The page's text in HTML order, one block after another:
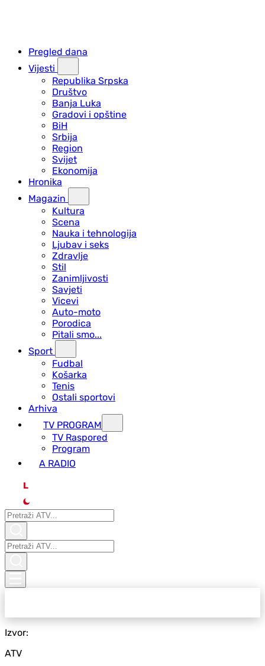
Pregled dana
Vijesti
Republika Srpska
Društvo
Banja Luka
Gradovi i opštine
BiH
Srbija
Region
Svijet
Ekonomija
Hronika
Magazin
Kultura
Scena
Nauka i tehnologija
Ljubav i seks
Zdravlje
Stil
Zanimljivosti
Savjeti
Vicevi
Auto-moto
Porodica
Pitali smo...
Sport
Fudbal
Košarka
Tenis
Ostali sportovi
Arhiva
TV PROGRAM
ТV Raspored
Program
A RADIO
L
Izvor:
ATV